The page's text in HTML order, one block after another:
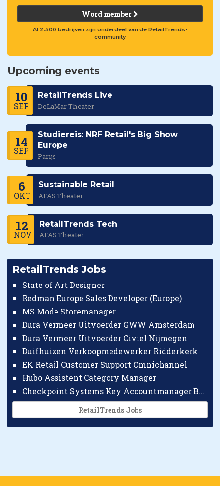
Word member
Al 2.500 bedrijven zijn onderdeel van de RetailTrends-
community
Upcoming events
10
SEP
RetailTrends Live
DeLaMar Theater
14
SEP
Studiereis: NRF Retail's Big Show
Europe
Parijs
6
OKT
Sustainable Retail
AFAS Theater
12
NOV
RetailTrends Tech
AFAS Theater
RetailTrends Jobs
State of Art Designer
Redman Europe Sales Developer (Europe)
MS Mode Storemanager
Dura Vermeer Uitvoerder GWW Amsterdam
Dura Vermeer Uitvoerder Civiel Nijmegen
Duifhuizen Verkoopmedewerker Ridderkerk
EK Retail Customer Support Omnichannel
Hubo Assistent Category Manager
Checkpoint Systems Key Accountmanager Benelux
RetailTrends Jobs